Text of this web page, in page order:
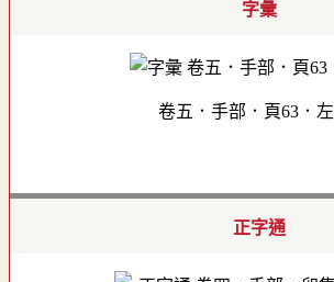
字彙
卷五．手部．頁63．左
正字通